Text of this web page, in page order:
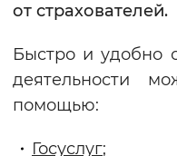
от страхователей.
Быстро и удобно
деятельности
помощью:
Госуслуг;